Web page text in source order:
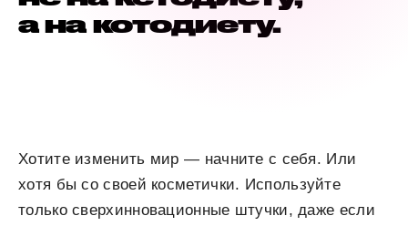
а на котодиету.
Хотите изменить мир — начните с себя. Или
хотя бы со своей косметички. Используйте
только сверхинновационные штучки, даже если